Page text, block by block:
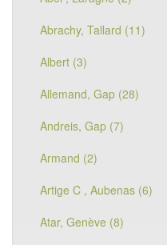
Abrachy, Tallard (11)
Albert (3)
Allemand, Gap (28)
Andreis, Gap (7)
Armand (2)
Artige C , Aubenas (6)
Atar, Genève (8)